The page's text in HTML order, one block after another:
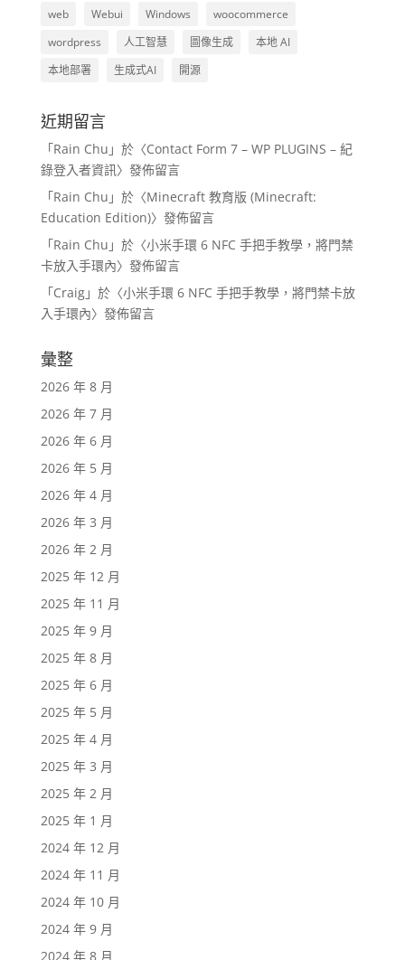
web
Webui Windows
woocommerce
wordpress
人工智慧 圖像生成
本地 AI
本地部署
生成式AI 開源
近期留言
「Rain Chu 」於〈Contact Form 7 – WP PLUGINS – 紀
錄登入者資訊〉發佈留言
「Rain Chu 」於〈Minecraft 教育版 (Minecraft:
Education Edition)〉發佈留言
「Rain Chu 」於〈小米手環 6 NFC 手把手教學，將門禁
卡放入手環內〉發佈留言
「Craig」於〈小米手環 6 NFC 手把手教學，將門禁卡放
入手環內〉發佈留言
彙整
2026 年 8 月
2026 年 7 月
2026 年 6 月
2026 年 5 月
2026 年 4 月
2026 年 3 月
2026 年 2 月
2025 年 12 月
2025 年 11 月
2025 年 9 月
2025 年 8 月
2025 年 6 月
2025 年 5 月
2025 年 4 月
2025 年 3 月
2025 年 2 月
2025 年 1 月
2024 年 12 月
2024 年 11 月
2024 年 10 月
2024 年 9 月
2024 年 8 月